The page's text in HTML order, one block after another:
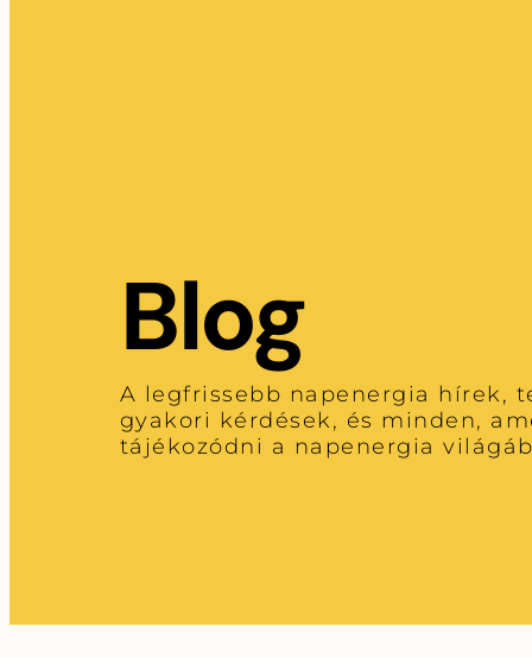
Blog
A legfrissebb napenergia hírek,
gyakori kérdések, és minden,
tájékozódni a napenergia